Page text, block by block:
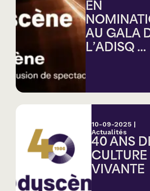
EN
AU GALA
L’ADISQ ...
10-09-2025 |
Actualités
40 ANS
CULTURE
VIVANTE